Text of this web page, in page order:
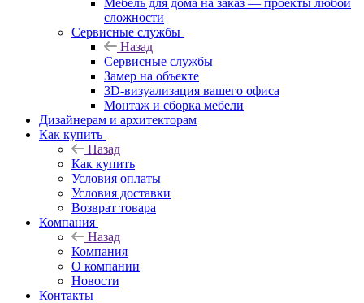
Мебель для дома на заказ — проекты любой
сложности
Сервисные службы
Назад
Сервисные службы
Замер на объекте
3D-визуализация вашего офиса
Монтаж и сборка мебели
Дизайнерам и архитекторам
Как купить
Назад
Как купить
Условия оплаты
Условия доставки
Возврат товара
Компания
Назад
Компания
О компании
Новости
Контакты